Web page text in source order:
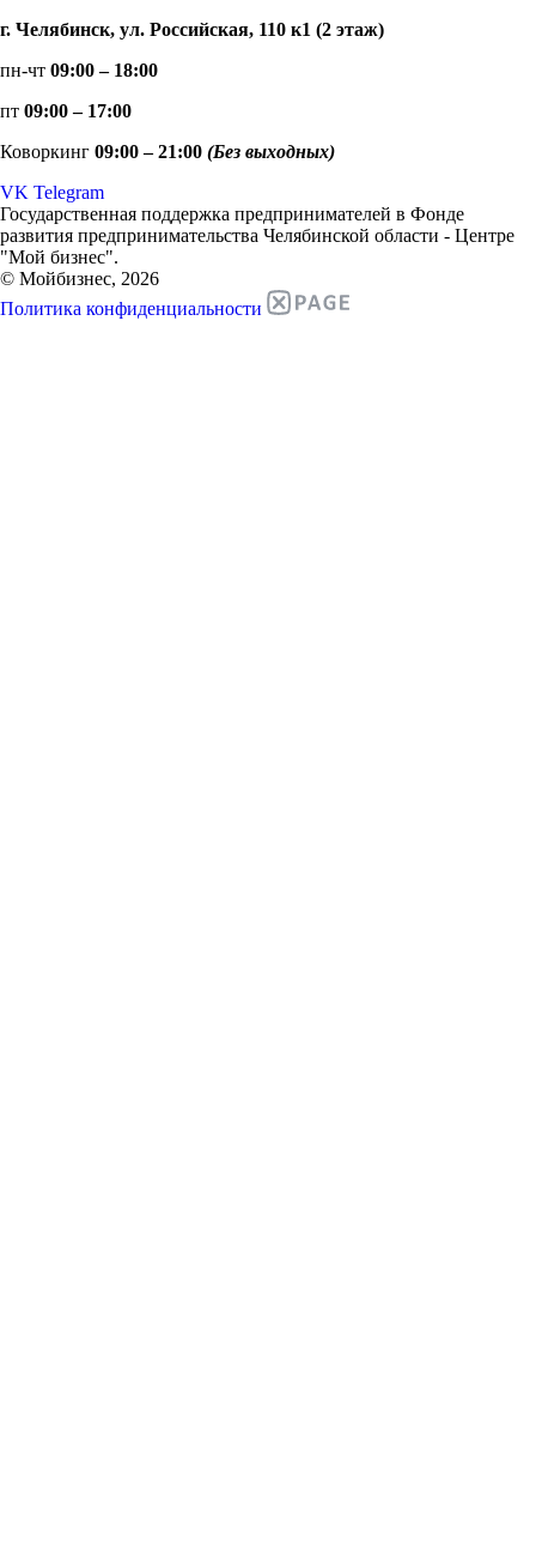
г. Челябинск, ул. Российская, 110 к1 (2 этаж)
пн-чт 09:00 – 18:00
пт 09:00 – 17:00
Коворкинг 09:00 – 21:00 (Без выходных)
VK Telegram
Государственная поддержка предпринимателей в Фонде
развития предпринимательства Челябинской области - Центре
"Мой бизнес".
© Мойбизнес, 2026
Политика конфиденциальности